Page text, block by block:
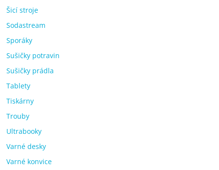
Šicí stroje
Sodastream
Sporáky
Sušičky potravin
Sušičky prádla
Tablety
Tiskárny
Trouby
Ultrabooky
Varné desky
Varné konvice